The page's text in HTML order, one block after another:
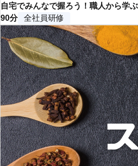
自宅でみんなで握ろう！職人から学
90分
全社員研修